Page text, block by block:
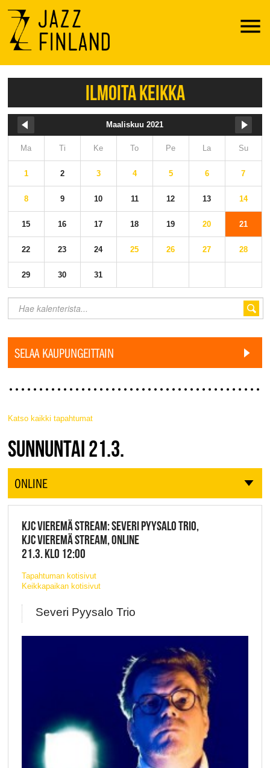
Menu
ILMOITA KEIKKA
Maaliskuu 2021
Ma Ti Ke To Pe La Su
1 2 3 4 5 6 7
8 9 10 11 12 13 14
15 16 17 18 19 20 21
22 23 24 25 26 27 28
29 30 31
SELAA KAUPUNGEITTAIN
Katso kaikki tapahtumat
JAZZ FINLAND LIVE
SUNNUNTAI 21.3.
ONLINE
KJC VIEREMÄ STREAM: SEVERI PYYSALO TRIO,
KJC VIEREMÄ STREAM, ONLINE
21.3. KLO 12:00
Tapahtuman kotisivut
Keikkapaikan kotisivut
Severi Pyysalo Trio